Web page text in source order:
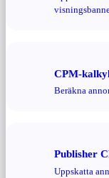
CPM-
Beräkna
Publisher
Uppskatta